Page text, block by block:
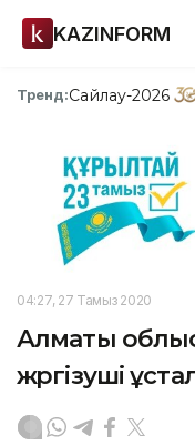
KAZINFORM
Тренд:Сайлау-2026
04:27, 27 Тамыз 2020
Алматы
жүргізуші